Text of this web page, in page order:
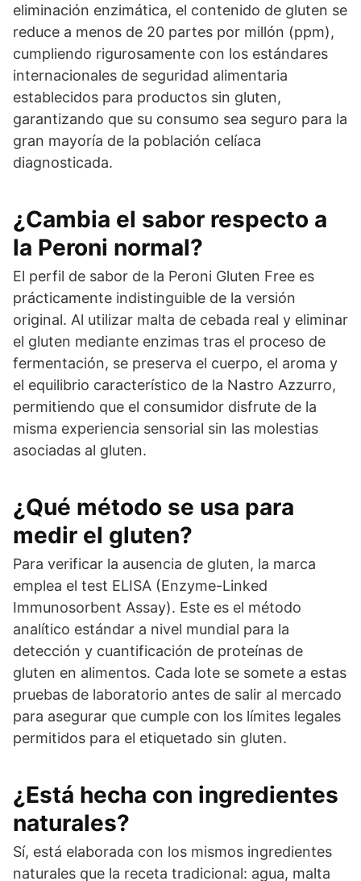
eliminación enzimática, el contenido de gluten se
reduce a menos de 20 partes por millón (ppm),
cumpliendo rigurosamente con los estándares
internacionales de seguridad alimentaria
establecidos para productos sin gluten,
garantizando que su consumo sea seguro para la
gran mayoría de la población celíaca
diagnosticada.
¿Cambia el sabor respecto a
la Peroni normal?
El perfil de sabor de la Peroni Gluten Free es
prácticamente indistinguible de la versión
original. Al utilizar malta de cebada real y eliminar
el gluten mediante enzimas tras el proceso de
fermentación, se preserva el cuerpo, el aroma y
el equilibrio característico de la Nastro Azzurro,
permitiendo que el consumidor disfrute de la
misma experiencia sensorial sin las molestias
asociadas al gluten.
¿Qué método se usa para
medir el gluten?
Para verificar la ausencia de gluten, la marca
emplea el test ELISA (Enzyme-Linked
Immunosorbent Assay). Este es el método
analítico estándar a nivel mundial para la
detección y cuantificación de proteínas de
gluten en alimentos. Cada lote se somete a estas
pruebas de laboratorio antes de salir al mercado
para asegurar que cumple con los límites legales
permitidos para el etiquetado sin gluten.
¿Está hecha con ingredientes
naturales?
Sí, está elaborada con los mismos ingredientes
naturales que la receta tradicional: agua, malta